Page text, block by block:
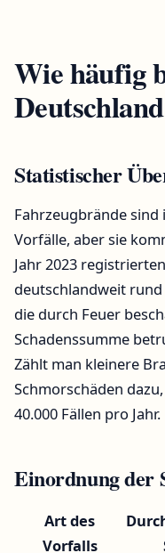
Wie häufig
Statistischer
Fahrzeugbrände
Vorfälle, aber sie
Jahr 2023
deutschlandweit
die durch Feuer
Schadenssumme
Zählt man kleinere
Schmorschäden
40.000 Fällen pro Jahr.
Einordnung der
Art des
Vorfalls